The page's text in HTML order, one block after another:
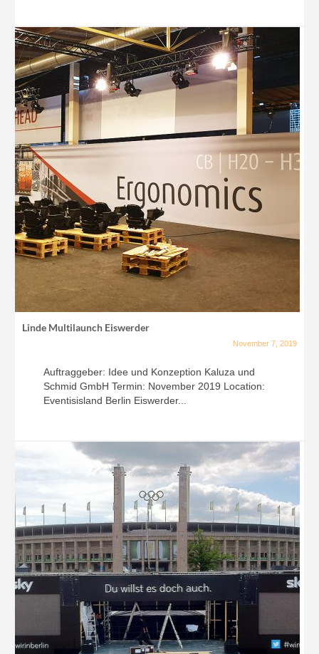
Linde Multilaunch Eiswerder
November 7, 2019
Auftraggeber: Idee und Konzeption Kaluza und
Schmid GmbH Termin: November 2019 Location:
Eventisisland Berlin Eiswerder...